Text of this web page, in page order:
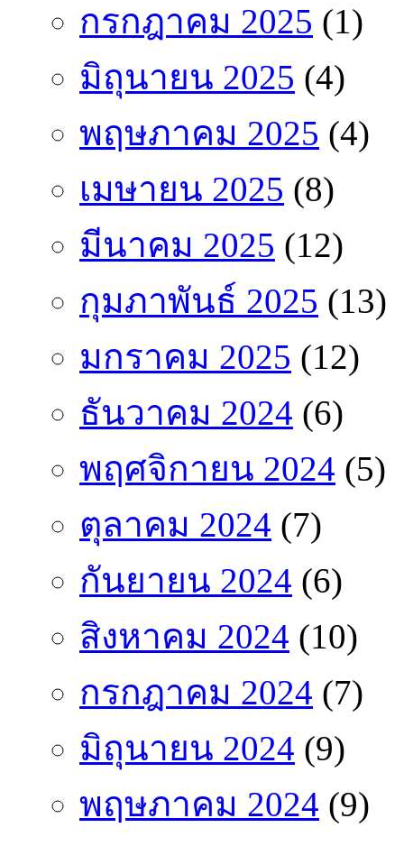
กรกฎาคม 2025 (1)
มิถุนายน 2025 (4)
พฤษภาคม 2025 (4)
เมษายน 2025 (8)
มีนาคม 2025 (12)
กุมภาพันธ์ 2025 (13)
มกราคม 2025 (12)
ธันวาคม 2024 (6)
พฤศจิกายน 2024 (5)
ตุลาคม 2024 (7)
กันยายน 2024 (6)
สิงหาคม 2024 (10)
กรกฎาคม 2024 (7)
มิถุนายน 2024 (9)
พฤษภาคม 2024 (9)